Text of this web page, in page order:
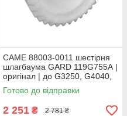
CAME 88003-0011 шестірня
шлагбаума GARD 119G755А |
оригінал | до G3250, G4040,
G6500, G4000, G6000
Готово до відправки
2 251 ₴ 2 781 ₴